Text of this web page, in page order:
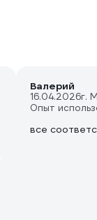
Валерий
16.04.2026г.
Опыт
все